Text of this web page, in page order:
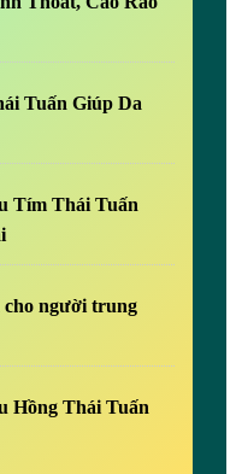
Tuấn Giúp Da
Tím Thái Tuấn
cho người trung
Hồng Thái Tuấn